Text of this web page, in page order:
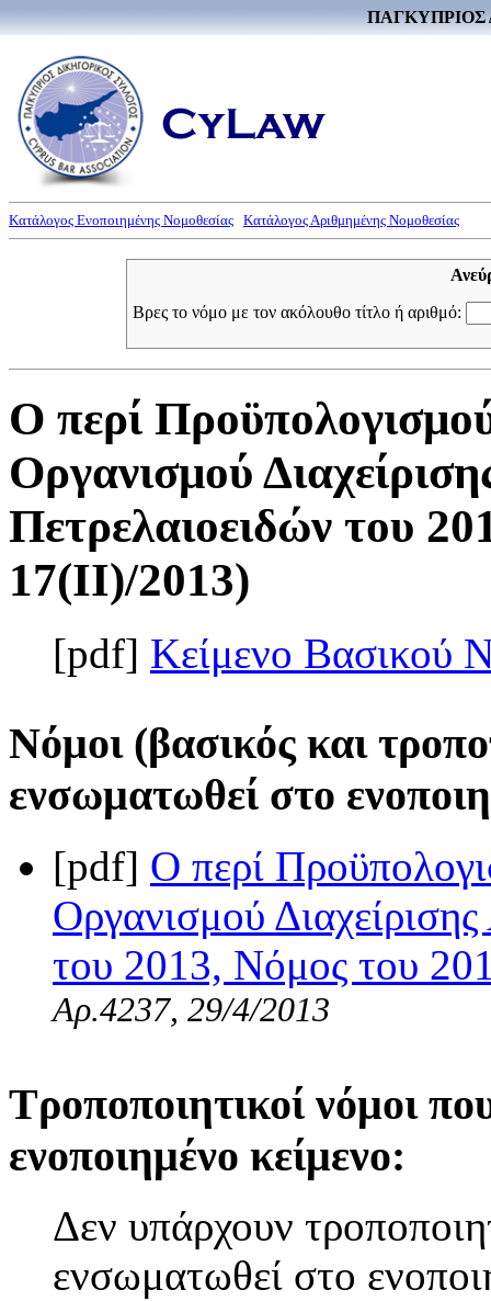
ΠΑΓΚΥΠΡΙΟΣ
Κατάλογος Ενοποιημένης Νομοθεσίας Κατάλογος Αριθμημένης Νομοθεσίας
Βρες το νόμο με τον ακόλουθο τίτλο ή αριθμό:
Ο περί
Οργανισμού
Πετρελαιοειδών του
17(II)/2013)
[pdf] Κείμενο Βασικού
Νόμοι (βασικός και
ενσωματωθεί στο
[pdf] Ο περί
Οργανισμού
του 2013, Νόμος του
Αρ.4237, 29/4/2013
Τροποποιητικοί νόμοι
ενοποιημένο κείμενο:
Δεν υπάρχουν
ενσωματωθεί στο